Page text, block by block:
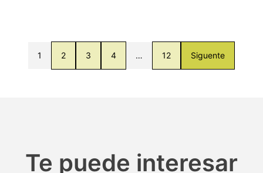
1 2 3 4 … 12 Siguente
Te puede interesar